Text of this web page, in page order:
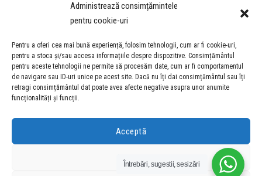
Administrează consimțămintele
pentru cookie-uri
Pentru a oferi cea mai bună experiență, folosim tehnologii, cum ar fi cookie-uri,
pentru a stoca și/sau accesa informațiile despre dispozitive. Consimțământul
pentru aceste tehnologii ne permite să procesăm date, cum ar fi comportamentul
de navigare sau ID-uri unice pe acest site. Dacă nu îți dai consimțământul sau îți
retragi consimțământul dat poate avea afecte negative asupra unor anumite
funcționalități și funcții.
Acceptă
Refuză
F
a
c
e
b
o
k
Y
u
t
u
b
I
s
t
a
g
a
ACCES NEVĂZĂTORI
Descărcați programul NonVisual Desktop Acces, care oferă
persoanelor cu dizabilități vizuale posibilitatea de a consulta site-ul
COPYRIGHT © 2026 ŞCOALA GIMNAZIALĂ “LUCIAN GRIGORESCU” MEDGIDIA
Întrebări, sugestii, sesizări